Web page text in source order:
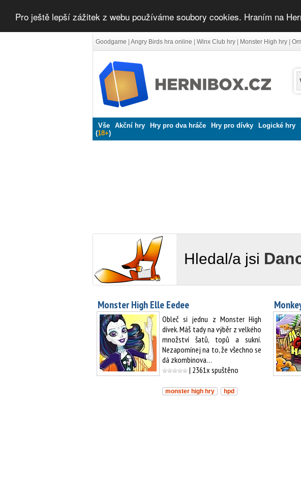
Pro ještě lepší zážitek z webu používáme soubory cookies. Hraním na
Goodgame Angry Birds hra online Winx Club hry Monster High hry
Vše Akční hry Hry pro dva hráče Hry pro dívky Logické hry
(18+)
Hledal/a jsi
Monster High Elle Eedee
Obleč si jednu z Monster High
dívek. Máš tady na výběr z velkého
množství šatů, topů a sukní.
Nezapomínej na to, že všechno se
dá zkombinova…
| 2361x spuštěno
monster high hry hpd